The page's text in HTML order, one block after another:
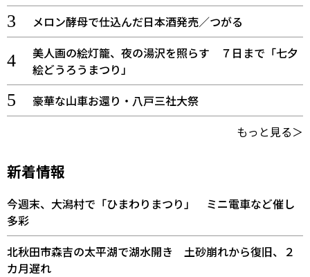
メロン酵母で仕込んだ日本酒発売／つがる
美人画の絵灯籠、夜の湯沢を照らす ７日まで「七夕
絵どうろうまつり」
豪華な山車お還り・八戸三社大祭
もっと見る＞
新着情報
今週末、大潟村で「ひまわりまつり」 ミニ電車など催し
多彩
北秋田市森吉の太平湖で湖水開き 土砂崩れから復旧、２
カ月遅れ